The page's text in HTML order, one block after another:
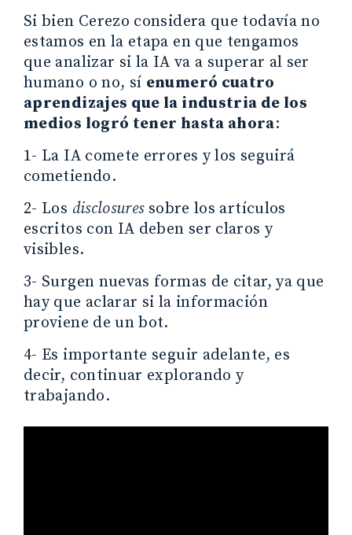
Si bien Cerezo considera que todavía no
estamos en la etapa en que tengamos
que analizar si la IA va a superar al ser
humano o no, sí enumeró cuatro
aprendizajes que la industria de los
medios logró tener hasta ahora:
1- La IA comete errores y los seguirá
cometiendo.
2- Los disclosuressobre los artículos
escritos con IA deben ser claros y
visibles.
3- Surgen nuevas formas de citar, ya que
hay que aclarar si la información
proviene de un bot.
4- Es importante seguir adelante, es
decir, continuar explorando y
trabajando.